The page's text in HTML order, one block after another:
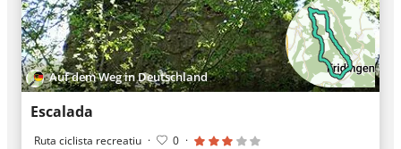
Auf dem Weg in Deutschland
Escalada
Ruta ciclista recreatiu · 0 ·